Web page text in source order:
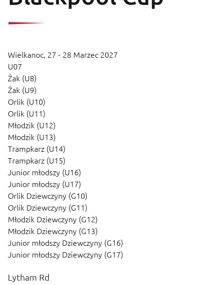
Wielkanoc, 27 - 28 Marzec 2027
U07
Żak (U8)
Żak (U9)
Orlik (U10)
Orlik (U11)
Młodzik (U12)
Młodzik (U13)
Trampkarz (U14)
Trampkarz (U15)
Junior młodszy (U16)
Junior młodszy (U17)
Orlik Dziewczyny (G10)
Orlik Dziewczyny (G11)
Młodzik Dziewczyny (G12)
Młodzik Dziewczyny (G13)
Junior młodszy Dziewczyny (G16)
Junior młodszy Dziewczyny (G17)
Lytham Rd